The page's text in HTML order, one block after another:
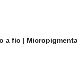
a fio |